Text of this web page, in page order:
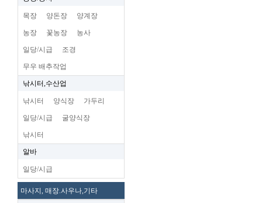
목장 양돈장 양계장
농장 꽃농장 농사
일당/시급 조경
무우 배추작업
낚시터,수산업
낚시터 양식장 가두리
일당/시급 굴양식장
낚시터
알바
일당/시급
마사지, 매장.사우나,기타